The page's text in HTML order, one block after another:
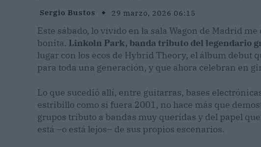
Sergio Bustos 29 marzo, 2026 06:15
Este sábado, lo vivido en la sala Wagon de Madrid
bonita. Linkoln Park, banda tributo del legendario
lugar con los ecos de Hybrid Theory, el álbum debut
para toda una generación, y que ahora celebran en
Lo que sucedió allí, entre guitarras, bases
estribillo como si fuera 2001, no hace más que
grupos tributo a bandas muy queridas y del papel
está –o está lejos– de sus propios escenarios.